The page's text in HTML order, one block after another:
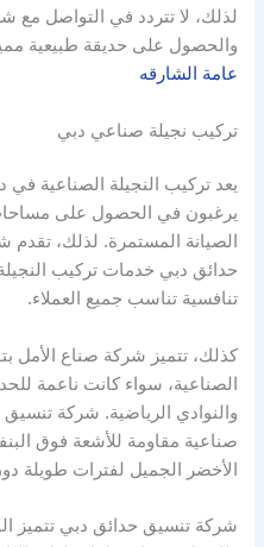
لذلك، لا تتردد في التواصل مع
والحصول على حديقة طبيعية
عامة الشارقه
تركيب نجيلة صناعي دبي
يعد تركيب النجيلة الصناعية في
يرغبون في الحصول على
الصيانة المستمرة. لذلك،
حدائق دبي خدمات تركيب
تنافسية تناسب جميع العملاء.
كذلك، تتميز شركة صناع الأمل
الصناعية، سواء كانت ناعمة
والنوادي الرياضية. شركة
صناعية مقاومة للأشعة فوق
الأخضر الجميل لفترات طويلة
شركة تنسيق حدائق دبي تتميز